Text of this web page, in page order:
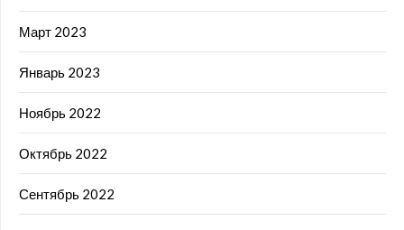
Март 2023
Январь 2023
Ноябрь 2022
Октябрь 2022
Сентябрь 2022